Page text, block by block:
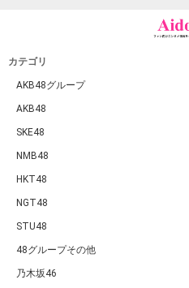
カテゴリ
AKB48グループ
AKB48
SKE48
NMB48
HKT48
NGT48
STU48
48グループその他
乃木坂46